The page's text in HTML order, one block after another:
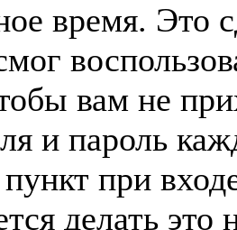
время. Это
вам не
и пароль
при
делать